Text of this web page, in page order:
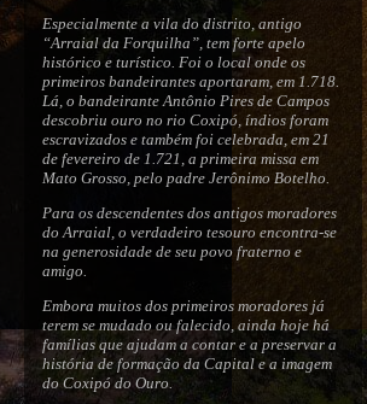
Especialmente a vila do distrito, antigo
“Arraial da Forquilha”, tem forte apelo
histórico e turístico. Foi o local onde os
primeiros bandeirantes aportaram, em 1.718.
Lá, o bandeirante Antônio Pires de Campos
descobriu ouro no rio Coxipó, índios foram
escravizados e também foi celebrada, em 21
de fevereiro de 1.721, a primeira missa em
Mato Grosso, pelo padre Jerônimo Botelho.
Para os descendentes dos antigos moradores
do Arraial, o verdadeiro tesouro encontra-se
na generosidade de seu povo fraterno e
amigo.
Embora muitos dos primeiros moradores já
terem se mudado ou falecido, ainda hoje há
famílias que ajudam a contar e a preservar a
história de formação da Capital e a imagem
do Coxipó do Ouro.